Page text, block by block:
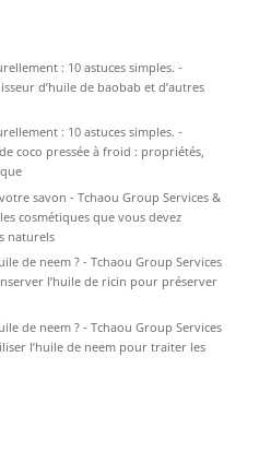
: 10 astuces simples. -
d’huile de baobab et d’autres
: 10 astuces simples. -
coco pressée à froid : propriétés,
savon - Tchaou Group Services &
cosmétiques que vous devez
naturels
de neem ? - Tchaou Group Services
l’huile de ricin pour préserver
de neem ? - Tchaou Group Services
l’huile de neem pour traiter les